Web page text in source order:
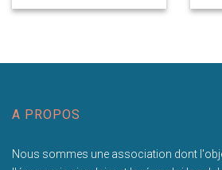
A PROPOS
Nous sommes une association dont